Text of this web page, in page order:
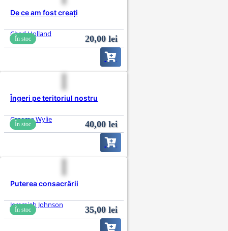
De ce am fost creați
Chad Holland
În stoc 20,00 lei
Îngeri pe teritoriul nostru
Graeme Wylie
În stoc 40,00 lei
Puterea consacrării
Jeremiah Johnson
În stoc 35,00 lei